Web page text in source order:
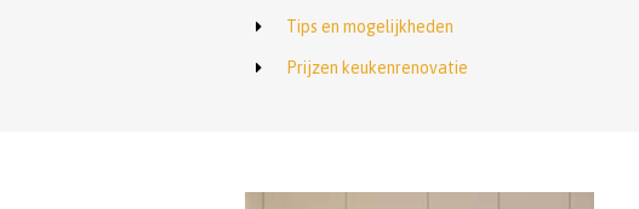
Tips en mogelijkheden
Prijzen keukenrenovatie